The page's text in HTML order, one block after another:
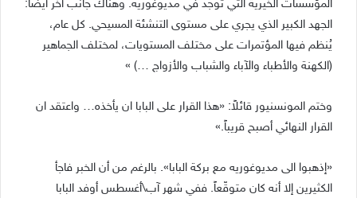
المؤسسات الخيرية التي توجد في مديوغوريه. وهناك جانب آخر أيضا:
الجهد الكبير الذي يجري على مستوى التنشئة المسيحي. كل عام،
يُنظم فيها المؤتمرات على مختلف المستويات، لمختلف الجماهير
(الكهنة والأطباء والآباء والشباب والأزواج …) »
وختم المونسنيور قائلاً: «هذا القرار على البابا ان يأخذه… واعتقد ان
القرار النهائي أصبح قريباً.»
«إذهبوا الى مديوغوريه مع بركة البابا». بالرغم من أن الخبر فاجأ
الكثيرين إلا أنه كان متوقّعاً. ففي شهر آب\أغسطس أوفد البابا